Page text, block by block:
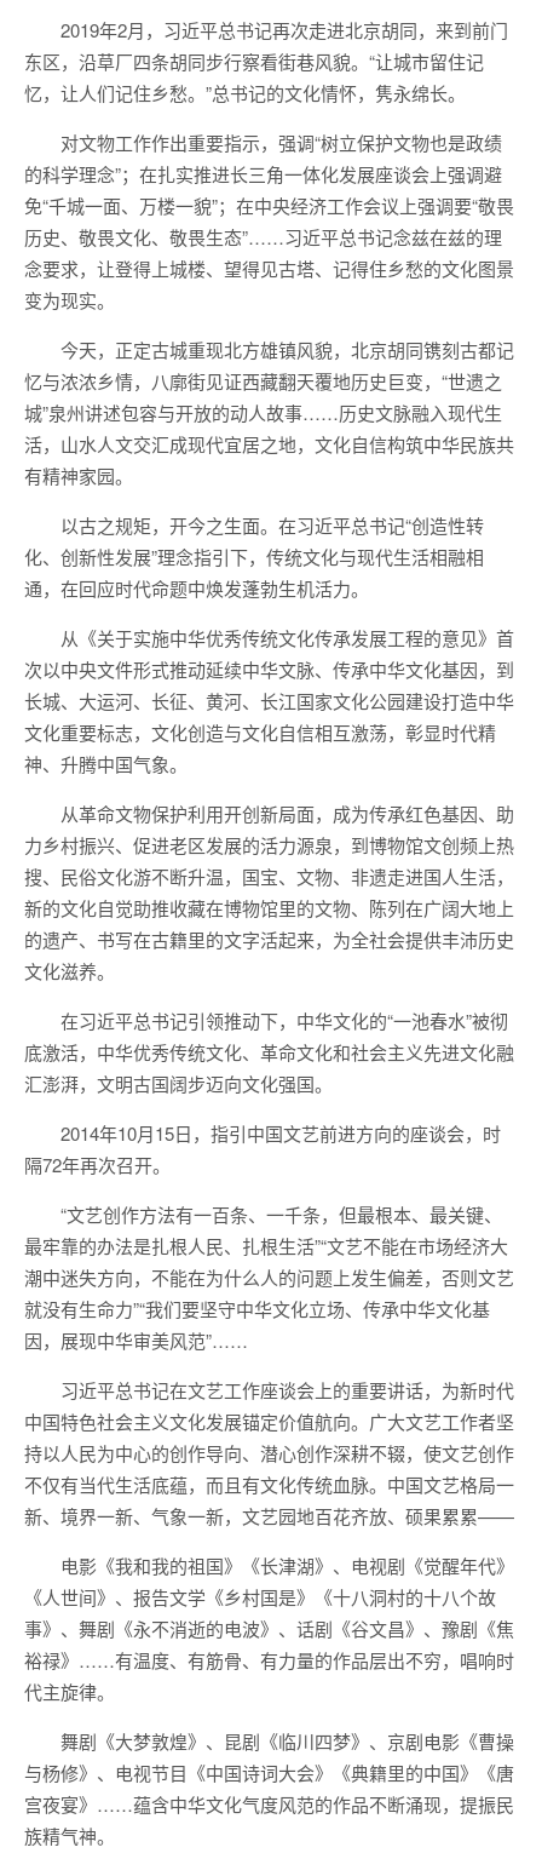
2019年2月，习近平总书记再次走进北京胡同，来到前门
东区，沿草厂四条胡同步行察看街巷风貌。“让城市留住记
忆，让人们记住乡愁。”总书记的文化情怀，隽永绵长。
对文物工作作出重要指示，强调“树立保护文物也是政绩
的科学理念”；在扎实推进长三角一体化发展座谈会上强调避
免“千城一面、万楼一貌”；在中央经济工作会议上强调要“敬畏
历史、敬畏文化、敬畏生态”……习近平总书记念兹在兹的理
念要求，让登得上城楼、望得见古塔、记得住乡愁的文化图景
变为现实。
今天，正定古城重现北方雄镇风貌，北京胡同镌刻古都记
忆与浓浓乡情，八廓街见证西藏翻天覆地历史巨变，“世遗之
城”泉州讲述包容与开放的动人故事……历史文脉融入现代生
活，山水人文交汇成现代宜居之地，文化自信构筑中华民族共
有精神家园。
以古之规矩，开今之生面。在习近平总书记“创造性转
化、创新性发展”理念指引下，传统文化与现代生活相融相
通，在回应时代命题中焕发蓬勃生机活力。
从《关于实施中华优秀传统文化传承发展工程的意见》首
次以中央文件形式推动延续中华文脉、传承中华文化基因，到
长城、大运河、长征、黄河、长江国家文化公园建设打造中华
文化重要标志，文化创造与文化自信相互激荡，彰显时代精
神、升腾中国气象。
从革命文物保护利用开创新局面，成为传承红色基因、助
力乡村振兴、促进老区发展的活力源泉，到博物馆文创频上热
搜、民俗文化游不断升温，国宝、文物、非遗走进国人生活，
新的文化自觉助推收藏在博物馆里的文物、陈列在广阔大地上
的遗产、书写在古籍里的文字活起来，为全社会提供丰沛历史
文化滋养。
在习近平总书记引领推动下，中华文化的“一池春水”被彻
底激活，中华优秀传统文化、革命文化和社会主义先进文化融
汇澎湃，文明古国阔步迈向文化强国。
2014年10月15日，指引中国文艺前进方向的座谈会，时
隔72年再次召开。
“文艺创作方法有一百条、一千条，但最根本、最关键、
最牢靠的办法是扎根人民、扎根生活”“文艺不能在市场经济大
潮中迷失方向，不能在为什么人的问题上发生偏差，否则文艺
就没有生命力”“我们要坚守中华文化立场、传承中华文化基
因，展现中华审美风范”……
习近平总书记在文艺工作座谈会上的重要讲话，为新时代
中国特色社会主义文化发展锚定价值航向。广大文艺工作者坚
持以人民为中心的创作导向、潜心创作深耕不辍，使文艺创作
不仅有当代生活底蕴，而且有文化传统血脉。中国文艺格局一
新、境界一新、气象一新，文艺园地百花齐放、硕果累累——
电影《我和我的祖国》《长津湖》、电视剧《觉醒年代》
《人世间》、报告文学《乡村国是》《十八洞村的十八个故
事》、舞剧《永不消逝的电波》、话剧《谷文昌》、豫剧《焦
裕禄》……有温度、有筋骨、有力量的作品层出不穷，唱响时
代主旋律。
舞剧《大梦敦煌》、昆剧《临川四梦》、京剧电影《曹操
与杨修》、电视节目《中国诗词大会》《典籍里的中国》《唐
宫夜宴》……蕴含中华文化气度风范的作品不断涌现，提振民
族精气神。